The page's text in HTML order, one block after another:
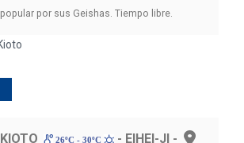
popular por sus Geishas. Tiempo libre.
KIOTO 26ºC - 30ºC
- EIHEI-JI -